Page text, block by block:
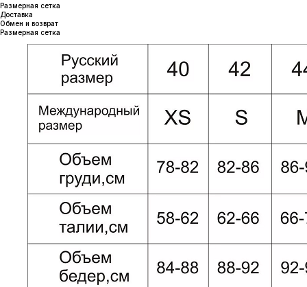
Размерная сетка
Доставка
Обмен и возврат
Размерная сетка